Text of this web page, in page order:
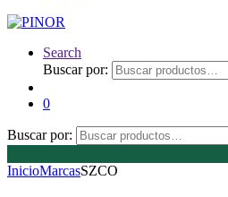
Search
Buscar por:
0
Buscar por:
InicioMarcasSZCO